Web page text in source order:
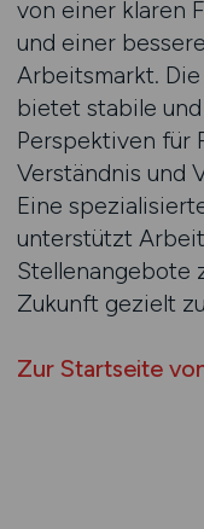
von einer klaren
und einer
Arbeitsmarkt.
bietet stabile
Perspektiven für
Verständnis und
Eine
unterstützt
Stellenangebote
Zukunft gezielt
Zur Startseite